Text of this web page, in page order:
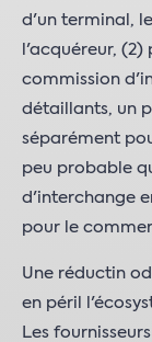
d'un terminal,
l'acquéreur, (2)
commission
détaillants, un
séparément
peu probable
d'interchange
pour le
Une réductin
en péril
Les